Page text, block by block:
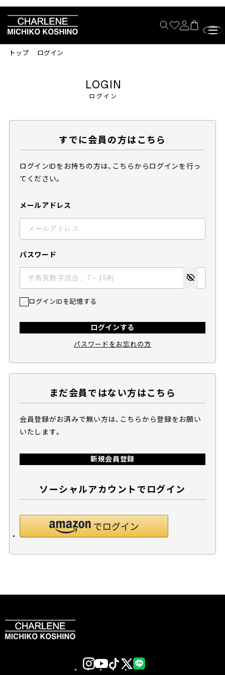
トップ ログイン
ログイン
LOGIN
すでに会員の方はこちら
ログインIDをお持ちの方は、こちらからログインを行っ
てください。
メールアドレス
パスワード
ログインIDを記憶する
ログインする
パスワードをお忘れの方
まだ会員ではない方はこちら
会員登録がお済みで無い方は、こちらから登録をお願い
いたします。
新規会員登録
ソーシャルアカウントでログイン